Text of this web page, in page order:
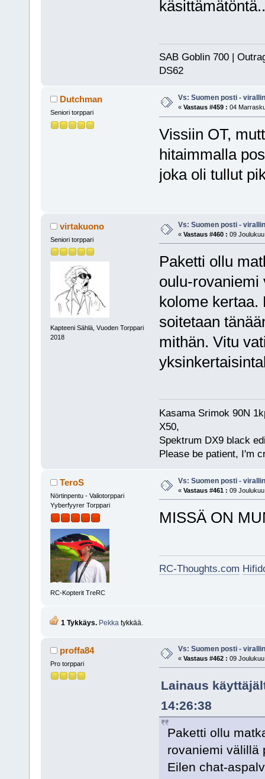
SAB Goblin 700 |
DS62
Dutchman
Seniori torppari
Vs: Suomen posti -
« Vastaus #459 : 04
Vissiin OT,
hitaimmalla
joka oli tullut
virtakuono
Seniori torppari
Kapteeni Sählä, Vuoden Torppari
2018
Vs: Suomen posti -
« Vastaus #460 : 09
Paketti ollu
oulu-rovaniemi
kolome kertaa.
soitetaan
mithän. Vitu
Kasama Srimok 90N
X50,
Spektrum DX9 black
Please be patient, I'm
TeroS
Nörtinpentu - Valiotorppari
Yyberfyyrer Torppari
RC-Kopterit TreRC
Vs: Suomen posti -
« Vastaus #461 : 09
MISSÄ ON
RC-Thoughts.com
1 Tykkäys. Pekkatykkää.
proffa84
Pro torppari
Vs: Suomen posti -
« Vastaus #462 : 09
Lainaus
14:26:38
Paketti ollu
rovaniemi välillä
Eilen chat-